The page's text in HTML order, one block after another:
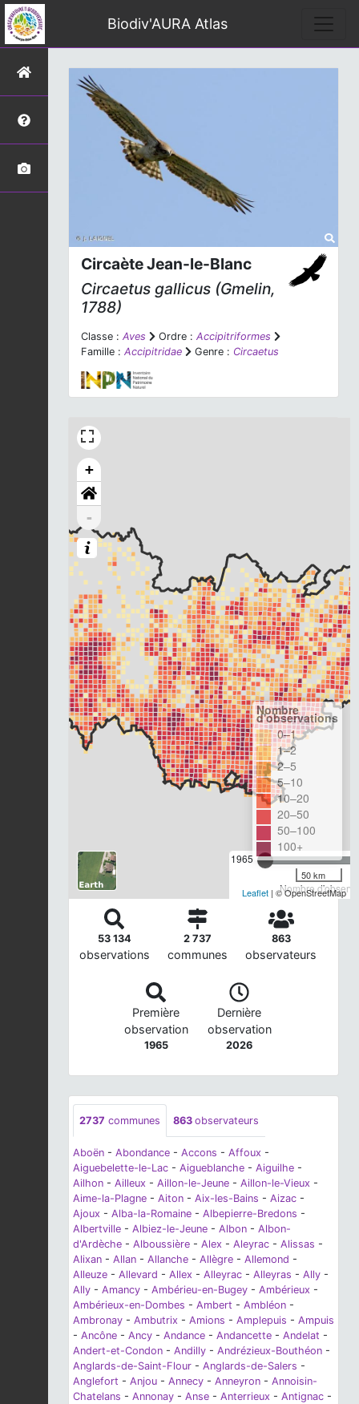
Biodiv'AURA Atlas
Circaète Jean-le-Blanc
Circaetus gallicus (Gmelin,
1788)
Classe : Aves Ordre : Accipitriformes
Famille : Accipitridae Genre : Circaetus
+
-
1965
Nombre
Nombre
d'observations
0–1
1–2
2–5
5–10
10–20
20–50
50–100
100+
50 km
Leaflet | © OpenStreetMap
53 134
observations
2 737
communes
863
observateurs
Première
observation
1965
Dernière
observation
2026
2737 communes 863 observateurs
Aboën - Abondance - Accons - Affoux -
Aiguebelette-le-Lac - Aigueblanche - Aiguilhe -
Ailhon - Ailleux - Aillon-le-Jeune - Aillon-le-Vieux -
Aime-la-Plagne - Aiton - Aix-les-Bains - Aizac -
Ajoux - Alba-la-Romaine - Albepierre-Bredons -
Albertville - Albiez-le-Jeune - Albon - Albon-
d'Ardèche - Alboussière - Alex - Aleyrac - Alissas -
Alixan - Allan - Allanche - Allègre - Allemond -
Alleuze - Allevard - Allex - Alleyrac - Alleyras - Ally -
Ally - Amancy - Ambérieu-en-Bugey - Ambérieux -
Ambérieux-en-Dombes - Ambert - Ambléon -
Ambronay - Ambutrix - Amions - Amplepuis - Ampuis
- Ancône - Ancy - Andance - Andancette - Andelat -
Andert-et-Condon - Andilly - Andrézieux-Bouthéon -
Anglards-de-Saint-Flour - Anglards-de-Salers -
Anglefort - Anjou - Annecy - Anneyron - Annoisin-
Chatelans - Annonay - Anse - Anterrieux - Antignac -